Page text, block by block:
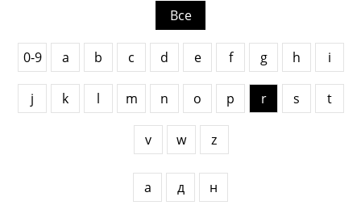
Все
0-9 a b c d e f g h i
j k l m n o p r s t
v w z
а д н